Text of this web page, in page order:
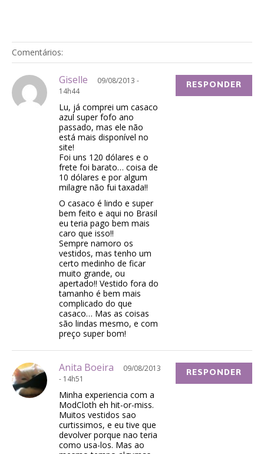
Comentários:
Giselle
09/08/2013 -
14h44
Lu, já comprei um casaco
azul super fofo ano
passado, mas ele não
está mais disponível no
site!
Foi uns 120 dólares e o
frete foi barato… coisa de
10 dólares e por algum
milagre não fui taxada!!
O casaco é lindo e super
bem feito e aqui no Brasil
eu teria pago bem mais
caro que isso!!
Sempre namoro os
vestidos, mas tenho um
certo medinho de ficar
muito grande, ou
apertado!! Vestido fora do
tamanho é bem mais
complicado do que
casaco… Mas as coisas
são lindas mesmo, e com
preço super bom!
RESPONDER
Anita Boeira
09/08/2013
- 14h51
Minha experiencia com a
ModCloth eh hit-or-miss.
Muitos vestidos sao
curtissimos, e eu tive que
devolver porque nao teria
como usa-los. Mas ao
RESPONDER